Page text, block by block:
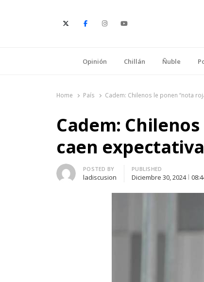
Opinión Chillán Ñuble
Home País Cadem: Chilenos le ponen “nota
Cadem:
caen
Author
POSTED BY
ladiscusion
PUBLISHED
Diciembre 30, 2024